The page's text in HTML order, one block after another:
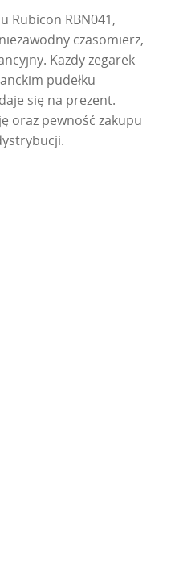
Rubicon RBN041,
czasomierz,
Każdy zegarek
pudełku
się na prezent.
oraz pewność zakupu